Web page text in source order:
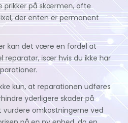
prikker på skærmen, ofte
der enten er permanent
kan det være en fordel at
reparatør, især hvis du ikke har
kun, at reparationen udføres
yderligere skader på
omkostningerne ved